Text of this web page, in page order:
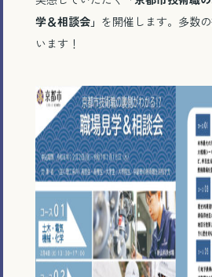
学＆相談会」 を開催します。多数
います！